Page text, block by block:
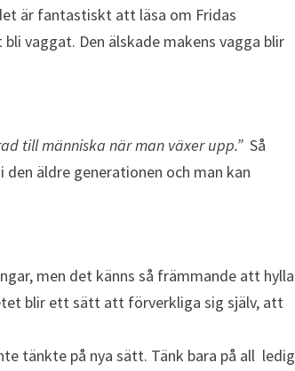
är fantastiskt att läsa om Fridas
vaggat. Den älskade makens vagga blir
till människa när man växer upp.”Så
äldre generationen och man kan
men det känns så främmande att hylla
blir ett sätt att förverkliga sig själv, att
tänkte på nya sätt. Tänk bara på all ledig